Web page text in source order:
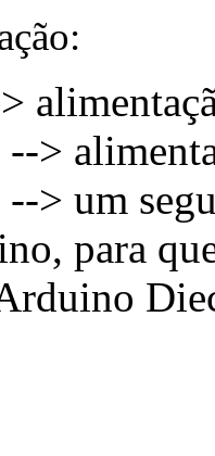
>
> um
para